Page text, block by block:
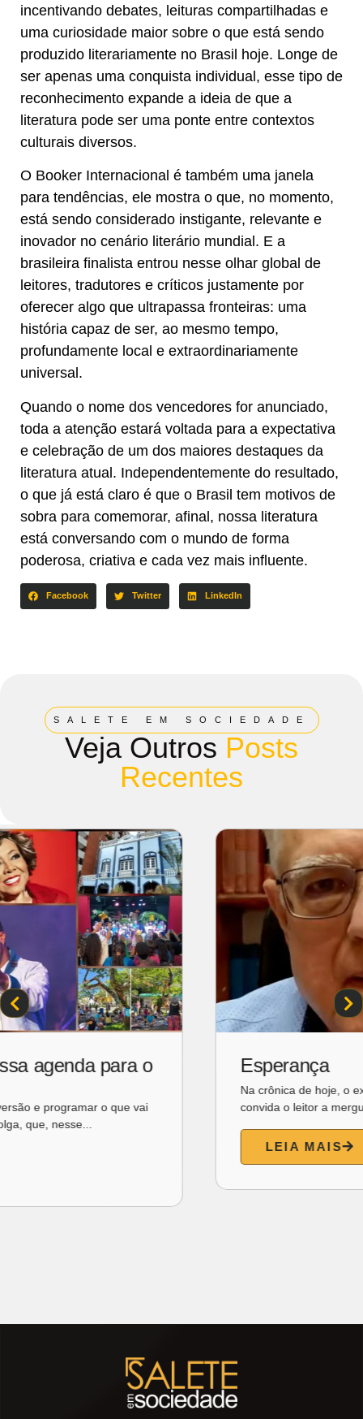
incentivando debates, leituras compartilhadas e
uma curiosidade maior sobre o que está sendo
produzido literariamente no Brasil hoje. Longe de
ser apenas uma conquista individual, esse tipo de
reconhecimento expande a ideia de que a
literatura pode ser uma ponte entre contextos
culturais diversos.
O Booker Internacional é também uma janela
para tendências, ele mostra o que, no momento,
está sendo considerado instigante, relevante e
inovador no cenário literário mundial. E a
brasileira finalista entrou nesse olhar global de
leitores, tradutores e críticos justamente por
oferecer algo que ultrapassa fronteiras: uma
história capaz de ser, ao mesmo tempo,
profundamente local e extraordinariamente
universal.
Quando o nome dos vencedores for anunciado,
toda a atenção estará voltada para a expectativa
e celebração de um dos maiores destaques da
literatura atual. Independentemente do resultado,
o que já está claro é que o Brasil tem motivos de
sobra para comemorar, afinal, nossa literatura
está conversando com o mundo de forma
poderosa, criativa e cada vez mais influente.
Facebook Twitter LinkedIn
SALETE EM SOCIEDADE
Veja Outros Posts
Recentes
Esperança
Na crônica de hoje, o ex-governador Gonzaga Mota
convida o leitor a mergulhar na sensibilidade do poema...